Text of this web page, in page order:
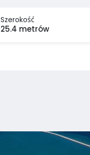
Szerokość
25.4 metrów